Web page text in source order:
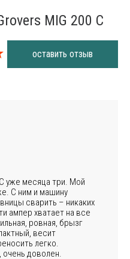
MIG 200 C
оставить отзыв
уже месяца три. Мой
С ним и машину
сварить – никаких
ампер хватает на все
ровная, брызг
весит
легко.
доволен.